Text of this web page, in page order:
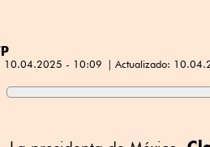
10.04.2025 - 10:09 Actualizado: